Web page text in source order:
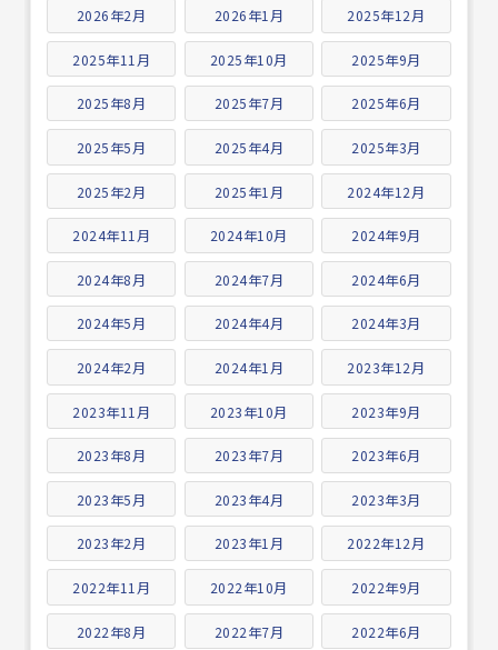
2026年2月 2026年1月 2025年12月
2025年11月 2025年10月 2025年9月
2025年8月 2025年7月 2025年6月
2025年5月 2025年4月 2025年3月
2025年2月 2025年1月 2024年12月
2024年11月 2024年10月 2024年9月
2024年8月 2024年7月 2024年6月
2024年5月 2024年4月 2024年3月
2024年2月 2024年1月 2023年12月
2023年11月 2023年10月 2023年9月
2023年8月 2023年7月 2023年6月
2023年5月 2023年4月 2023年3月
2023年2月 2023年1月 2022年12月
2022年11月 2022年10月 2022年9月
2022年8月 2022年7月 2022年6月